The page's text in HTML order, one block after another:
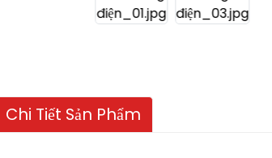
Chi Tiết Sản Phẩm